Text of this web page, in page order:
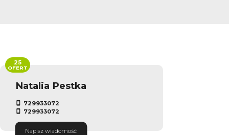
Natalia Pestka
729933072
729933072
Napisz wiadomość
25
OFERT